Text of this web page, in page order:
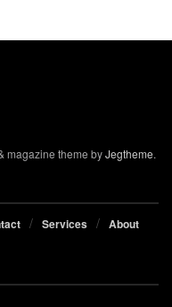
magazine theme byJegtheme.
Services About